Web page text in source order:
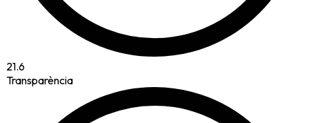
21.6
Transparència